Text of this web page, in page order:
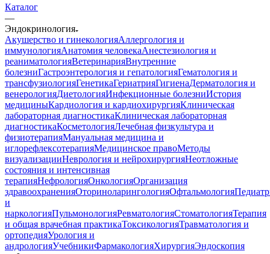
Каталог
—
Эндокринология
Акушерство и гинекологияАллергология и
иммунологияАнатомия человекаАнестезиология и
реаниматологияВетеринарияВнутренние
болезниГастроэнтерология и гепатологияГематология и
трансфузиологияГенетикаГериатрияГигиенаДерматология и
венерологияДиетологияИнфекционные болезниИстория
медициныКардиология и кардиохирургияКлиническая
лабораторная диагностикаКлиническая лабораторная
диагностикаКосметологияЛечебная физкультура и
физиотерапияМануальная медицина и
иглорефлексотерапияМедицинское правоМетоды
визуализацииНеврология и нейрохирургияНеотложные
состояния и интенсивная
терапияНефрологияОнкологияОрганизация
здравоохраненияОториноларингологияОфтальмология
и
наркологияПульмонологияРевматологияСтоматологияТерапия
и общая врачебная практикаТоксикологияТравматология и
ортопедияУрология и
андрологияУчебникиФармакологияХирургияЭндоскопия